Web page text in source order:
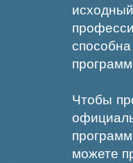
Чтобы
можете